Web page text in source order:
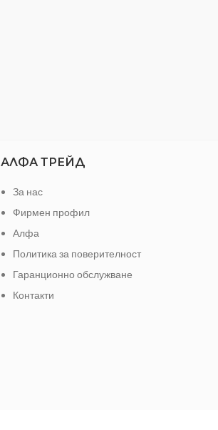
АЛФА ТРЕЙД
За нас
Фирмен профил
Алфа
Политика за поверителност
Гаранционно обслужване
Контакти